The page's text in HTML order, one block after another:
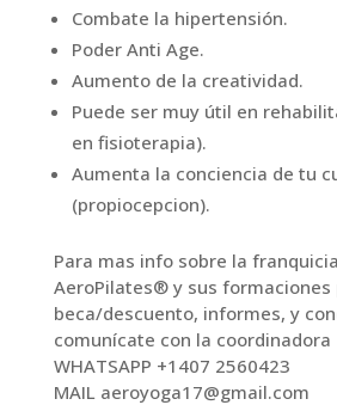
Combate la hipertensión.
Poder Anti Age.
Aumento de la creatividad.
Puede ser muy útil en
en fisioterapia).
Aumenta la conciencia de tu
(propiocepcion).
Para mas info sobre la
AeroPilates® y sus formaciones
beca/descuento, informes, y
comunícate con la coordinadora
WHATSAPP +1407 2560423
MAIL aeroyoga17@gmail.com